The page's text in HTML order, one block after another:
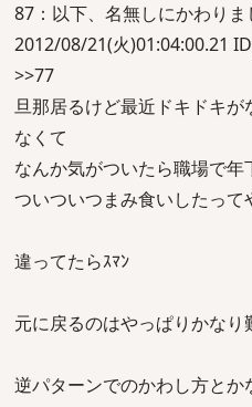
87：以下、名無しにかわりま
2012/08/21(火)01:04:00.21
>>77
旦那居るけど最近ドキドキ
なくて
なんか気がついたら職場で
ついついつまみ食いしたって
違ってたらｽﾏﾝ
元に戻るのはやっぱりかなり
逆パターンでのかわし方と